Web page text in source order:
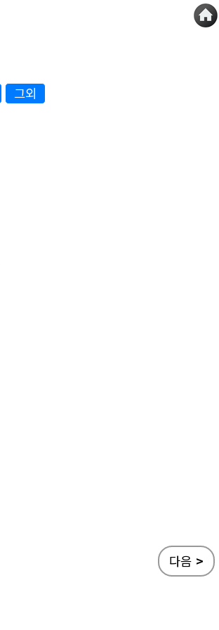
그외
다음 >